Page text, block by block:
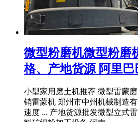
微型粉磨机微型粉磨
格、产地货源 阿里巴
小型家用磨土机推荐 微型雷蒙
销雷蒙机 郑州市中州机械制造
速度 ... 产地货源批发微型立式